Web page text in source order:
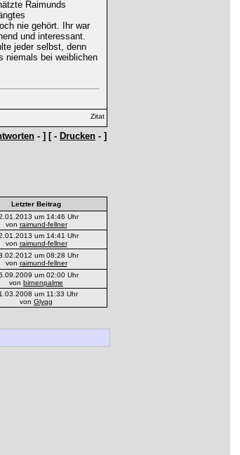
Raimunds
nie gehört. Ihr war
und interessant.
jeder selbst, denn
niemals bei weiblichen
- ] [ - Drucken - ]
Letzter Beitrag
um 14:46 Uhr
von raimund-fellner
um 14:41 Uhr
von raimund-fellner
um 08:28 Uhr
von raimund-fellner
um 02:00 Uhr
von birnenpalme
um 11:33 Uhr
von Glygg